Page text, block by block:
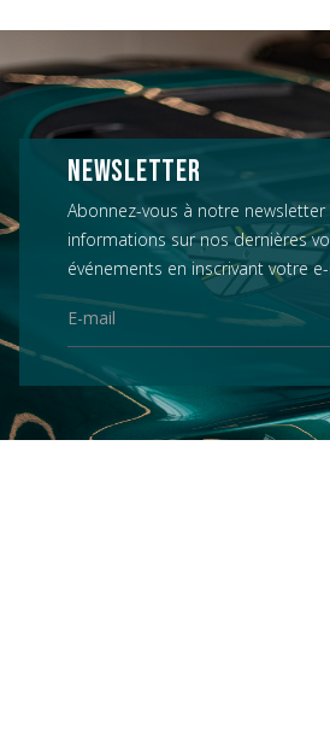
NEWSLETTER
Abonnez-vous à notre
informations sur nos dernières
événements en inscrivant votre